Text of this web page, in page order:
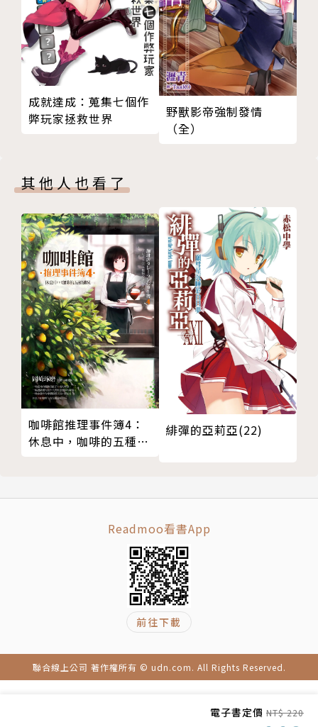
電子書定價 NT$ 220
成就達成：蒐集七個作
弊玩家拯救世界
野獸影帝強制發情
（全）
其他人也看了
咖啡館推理事件簿4：
休息中，咖啡的五種風
緋彈的亞莉亞(22)
Readmoo看書App
前往下載
聯合線上公司 著作權所有 © udn.com. All Rights Reserved.